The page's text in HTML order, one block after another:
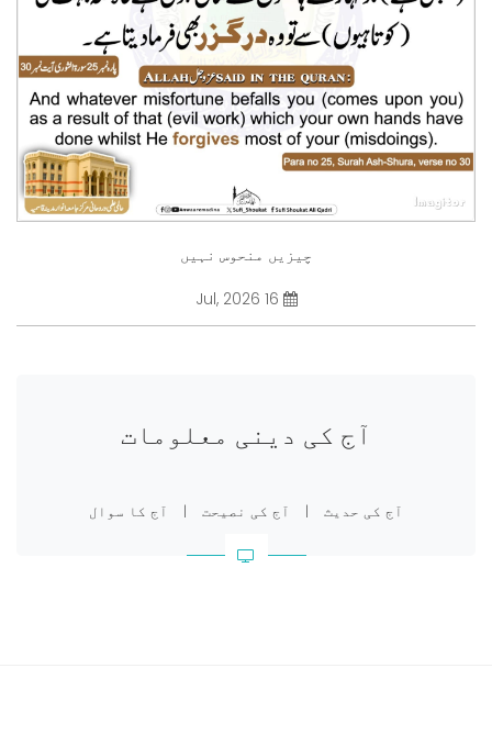
چیزیں منحوس نہیں
آج کی دینی معلومات
آج کی حدیث | آج کی نصیحت | آج کا سوال